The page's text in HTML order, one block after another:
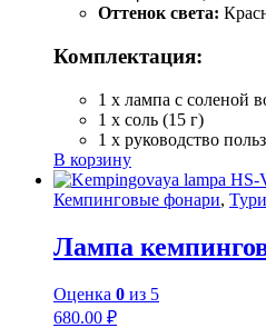
Оттенок света:
Комплектация:
1 x лампа с соленой
1 x соль (15 г)
1 x руководство
В корзину
Кемпинговые фонари,
Лампа
Оценка 0 из 5
680.00 ₽